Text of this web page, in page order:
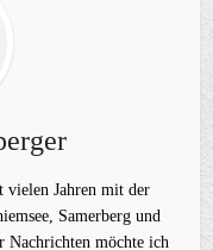
vielen Jahren mit der
Samerberg und
Nachrichten möchte ich